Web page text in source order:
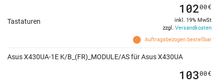
Tastaturen
Auftragsbezogen bestellbar
10200€
inkl. 19% MwSt
zzgl. Versandkosten
Asus X430UA-1E K/B_(FR)_MODULE/AS für Asus X430UA
10300€